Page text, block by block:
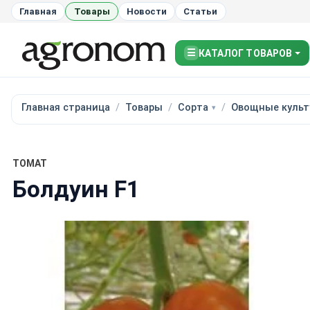
Главная Товары Новости Статьи
☰ КАТАЛОГ ТОВАРОВ
Главная страница Товары Сорта Овощные
ТОМАТ
Болдуин F1